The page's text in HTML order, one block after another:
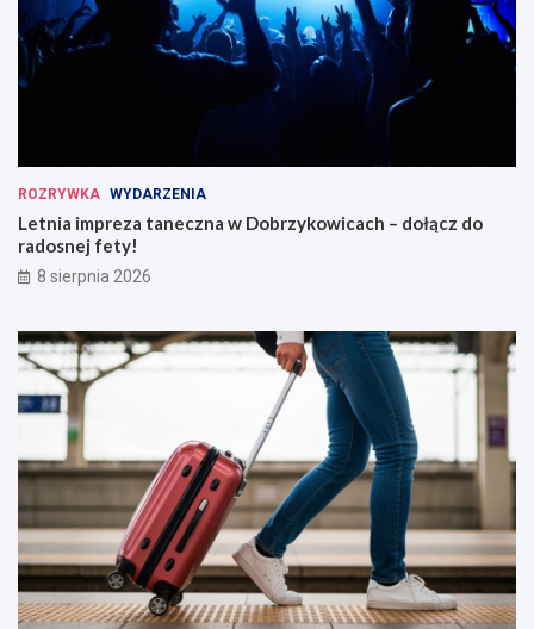
ROZRYWKA WYDARZENIA
Letnia impreza taneczna w Dobrzykowicach – dołącz do
radosnej fety!
8 sierpnia 2026